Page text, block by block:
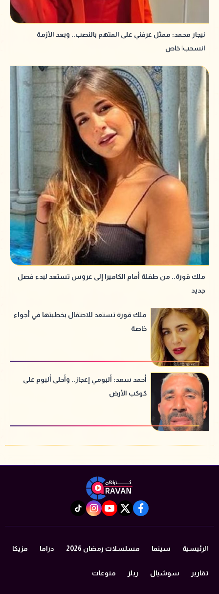
نيجار محمد: ممثل عرفني على المتهم بالنصب.. وبعد الأزمة
انسحب| خاص
ملك قورة.. من طفلة أمام الكاميرا إلى عروس تستعد لبدء فصل
جديد
ملك قورة تستعد للاحتفال بخطبتها في أجواء
خاصة
أحمد سعد: ألبومي إعجاز.. وأحلى ألبوم على
كوكب الأرض
facebook
twitter
youtube
instagram
tiktok
الرئيسية سينما مسلسلات رمضان 2026 دراما مزيكا
تقارير سوشيال ريلز منوعات